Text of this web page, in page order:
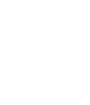
טובה הבולטת
בעיר וגם בשבילים,
מסוים במפגש עם פגמים
הטובה אף משתפרת.
אינו מרוסן מספיק.
ביחס לזו של הדגם